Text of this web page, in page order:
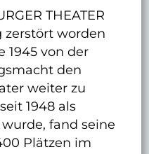
THEATER
worden
1945 von der
den
weiter zu
1948 als
fand seine
Plätzen im